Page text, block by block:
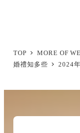
TOP
MORE OF
婚禮知多些
2024年